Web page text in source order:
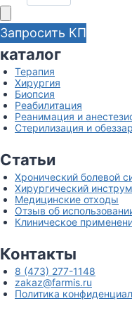
Запросить КП
каталог
Терапия
Хирургия
Биопсия
Реабилитация
Реанимация и
Стерилизация и
Статьи
Хронический болевой
Хирургический
Медицинские отходы
Отзыв об
Клиническое
Контакты
8 (473) 277-1148
zakaz@farmis.ru
Политика